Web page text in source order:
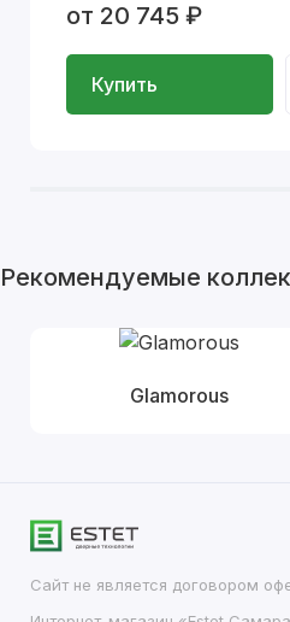
от 20 745 ₽
Купить
Рекомендуемые
Glamorous
Сайт не является договором